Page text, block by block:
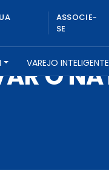
ASSOCIE-
SE
VAREJO INTELIGENTE
O